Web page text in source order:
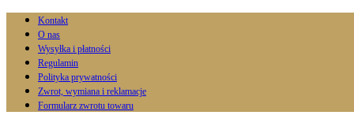
Kontakt
O nas
Wysyłka i płatności
Regulamin
Polityka prywatności
Zwrot, wymiana i reklamacje
Formularz zwrotu towaru